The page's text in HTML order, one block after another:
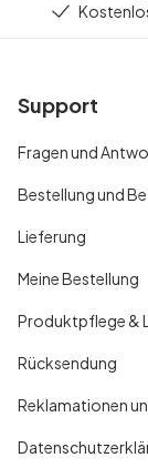
Support
Fragen und
Bestellung und
Lieferung
Meine Bestellung
Produktpflege &
Rücksendung
Reklamationen